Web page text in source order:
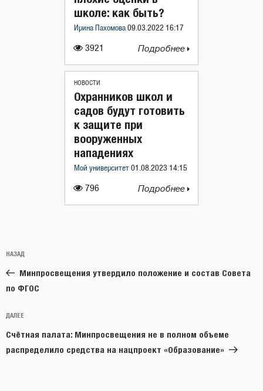
3921
школе: как быть?
Ирина Пахомова 09.03.2022 16:17
Подробнее
НОВОСТИ
796
Охранников школ и
садов будут готовить
к защите при
вооруженных
нападениях
Мой университет 01.08.2023 14:15
Подробнее
по
записям
Предыдущая
запись:
НАЗАД
Минпросвещения утвердило положение и состав Совета
по ФГОС
Следующая
запись
ДАЛЕЕ
Счётная палата: Минпросвещения не в полном объеме
распределило средства на нацпроект «Образование»